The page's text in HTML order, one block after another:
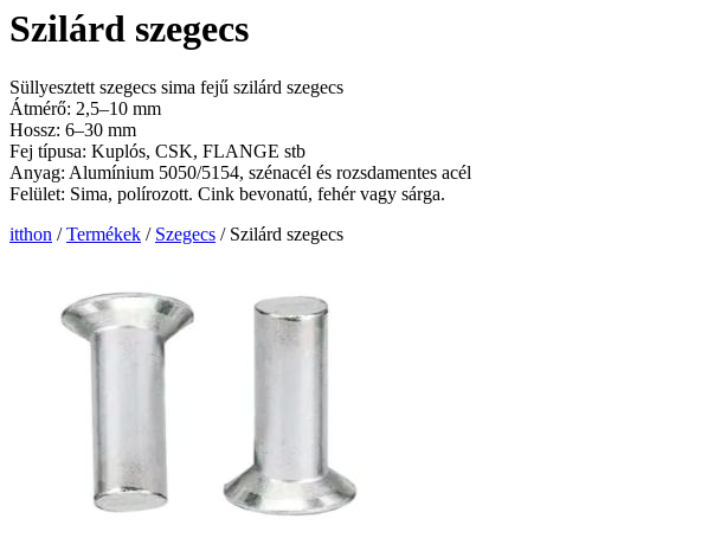
Szilárd szegecs
Süllyesztett szegecs sima fejű szilárd szegecs
Átmérő: 2,5–10 mm
Hossz: 6–30 mm
Fej típusa: Kuplós, CSK, FLANGE stb
Anyag: Alumínium 5050/5154, szénacél és rozsdamentes acél
Felület: Sima, polírozott. Cink bevonatú, fehér vagy sárga.
itthon /Termékek / Szegecs / Szilárd szegecs